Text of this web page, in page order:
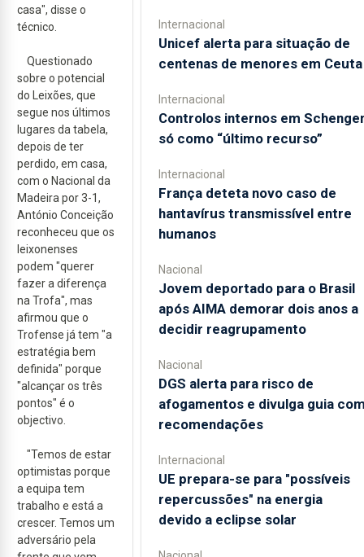
casa", disse o
técnico.
Questionado
sobre o potencial
do Leixões, que
segue nos últimos
lugares da tabela,
depois de ter
perdido, em casa,
com o Nacional da
Madeira por 3-1,
António Conceição
reconheceu que os
leixonenses
podem "querer
fazer a diferença
na Trofa", mas
afirmou que o
Trofense já tem "a
estratégia bem
definida" porque
"alcançar os três
pontos" é o
objectivo.
"Temos de estar
optimistas porque
a equipa tem
trabalho e está a
crescer. Temos um
adversário pela
Internacional
Unicef alerta para situação de
centenas de menores em Ceuta
Internacional
Controlos internos em
só como “último recurso”
Internacional
França deteta novo caso de
hantavírus transmissível entre
humanos
Nacional
Jovem deportado para o Brasil
após AIMA demorar dois anos a
decidir reagrupamento
Nacional
DGS alerta para risco de
afogamentos e divulga guia
recomendações
Internacional
UE prepara-se para "possíveis
repercussões" na energia
devido a eclipse solar